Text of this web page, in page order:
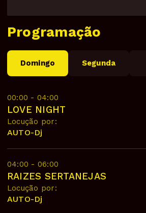
Programação
Domingo Segunda
00:00 - 04:00
LOVE NIGHT
Locução por:
AUTO-Dj
04:00 - 06:00
RAIZES SERTANEJAS
Locução por:
AUTO-Dj